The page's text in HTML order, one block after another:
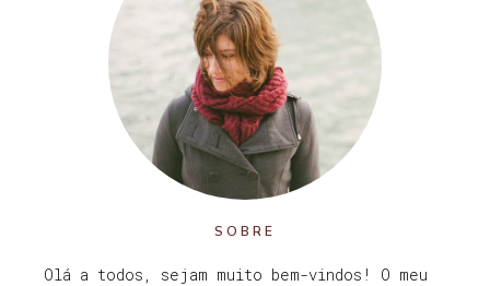
SOBRE
Olá a todos, sejam muito bem-vindos! O meu